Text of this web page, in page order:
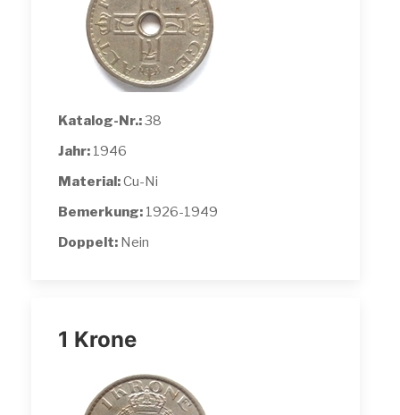
Katalog-Nr.:38
Jahr: 1946
Material:Cu-Ni
Bemerkung: 1926-1949
Doppelt: Nein
1 Krone